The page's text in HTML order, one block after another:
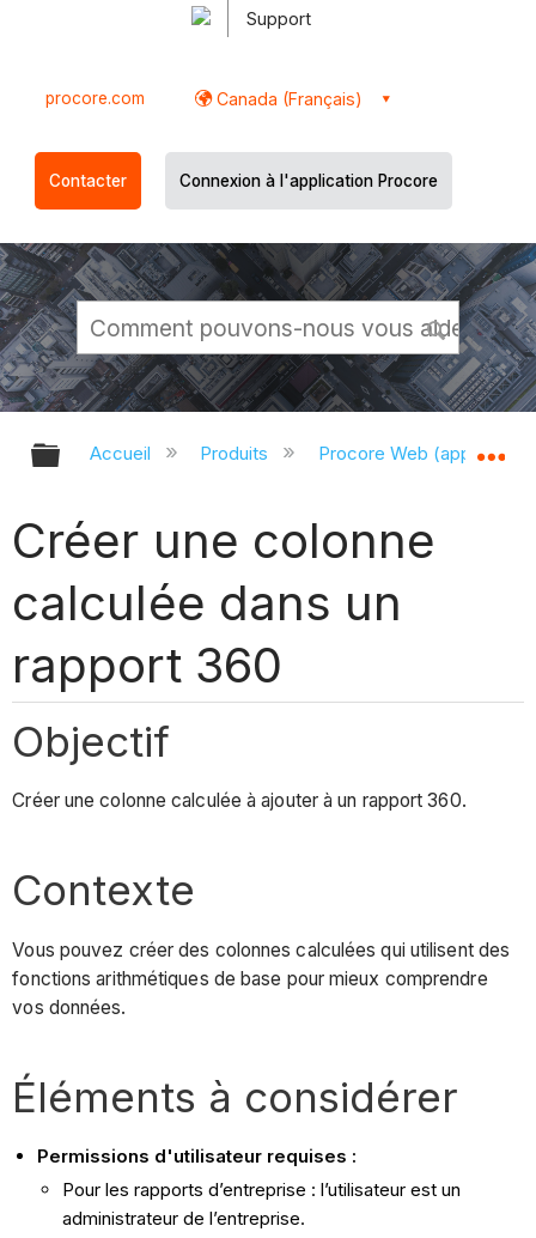
Support
procore.com Canada (Français)
Contacter Connexion à l'application Procore
Développer/réduire la hiérarchie
Accueil Produits Procore Web
Créer une colonne
calculée dans un
rapport 360
Objectif
Créer une colonne calculée à ajouter à un rapport 360.
Contexte
Vous pouvez créer des colonnes calculées qui utilisent des
fonctions arithmétiques de base pour mieux comprendre
vos données.
Éléments à considérer
Permissions d'utilisateur requises :
Pour les rapports d’entreprise : l’utilisateur est un
administrateur de l’entreprise.